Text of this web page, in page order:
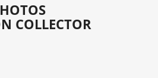
COLLECTOR